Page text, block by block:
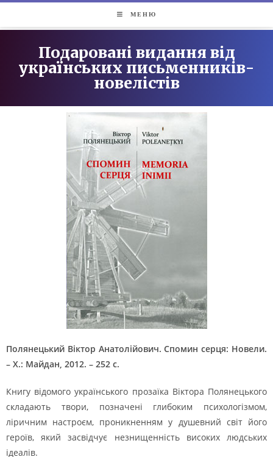
МЕНЮ
Подаровані видання від
українських письменників-
новелістів
Полянецький Віктор Анатолійович. Спомин серця: Новели.
– Х.: Майдан, 2012. – 252 с.
Книгу відомого українського прозаїка Віктора Полянецького
складають твори, позначені глибоким психологізмом,
ліричним настроєм, проникненням у душевний світ його
героїв, який засвідчує незнищенність високих людських
ідеалів.